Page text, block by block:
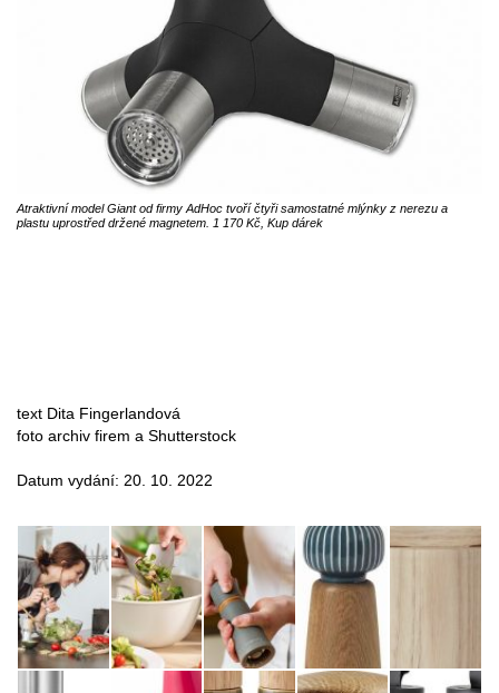
Atraktivní model Giant od firmy AdHoc tvoří čtyři samostatné mlýnky z nerezu a
plastu uprostřed držené magnetem. 1 170 Kč, Kup dárek
text Dita Fingerlandová
foto archiv firem a Shutterstock
Datum vydání: 20. 10. 2022